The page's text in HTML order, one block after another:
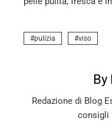
pulizia viso
By
Redazione di Blog
consigli